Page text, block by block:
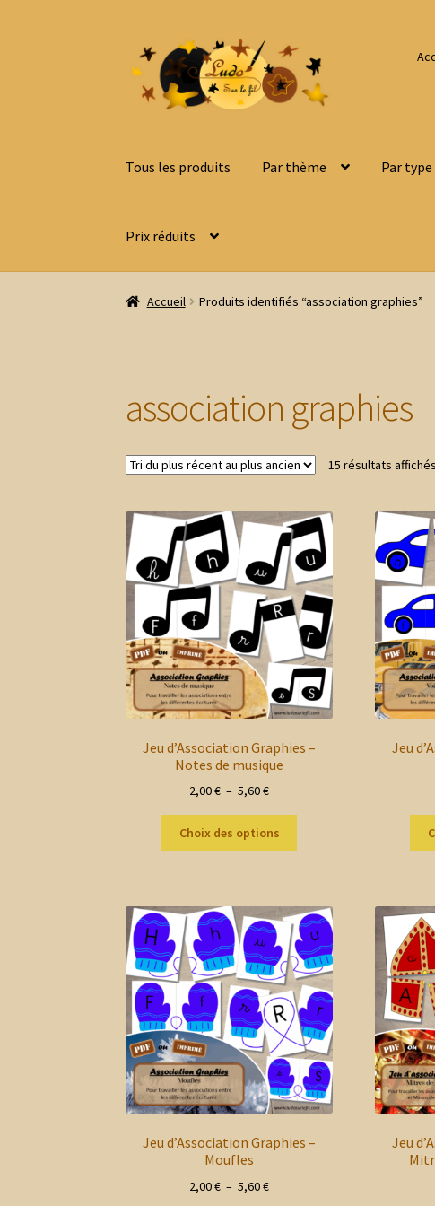
Aller
à
navigation
Aller
au
contenu
Tous les produits Par thème Par type
Prix réduits
Accueil Produits identifiés “association graphies”
association graphies
15 résultats affichés
Jeu d’Association Graphies –
Notes de musique
2,00€ – 5,60€Plage
prix :
2,00 €
Choix des options
variations.
Les
options
peuvent
être
choisies
sur
la
page
du
produit
Jeu
Jeu d’Association Graphies –
Moufles
2,00€ – 5,60€Plage
Jeu